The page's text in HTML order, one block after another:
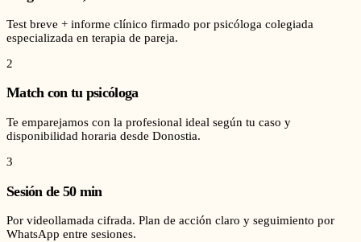
Test breve + informe clínico firmado por psicóloga colegiada
especializada en terapia de pareja.
2
Match con tu psicóloga
Te emparejamos con la profesional ideal según tu caso y
disponibilidad horaria desde Donostia.
3
Sesión de 50 min
Por videollamada cifrada. Plan de acción claro y seguimiento por
WhatsApp entre sesiones.